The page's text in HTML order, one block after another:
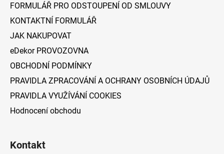
FORMULÁŘ PRO ODSTOUPENÍ OD SMLOUVY
KONTAKTNÍ FORMULÁŘ
JAK NAKUPOVAT
eDekor PROVOZOVNA
OBCHODNÍ PODMÍNKY
PRAVIDLA ZPRACOVÁNÍ A OCHRANY OSOBNÍCH ÚDAJŮ
PRAVIDLA VYUŽÍVÁNÍ COOKIES
Hodnocení obchodu
Kontakt